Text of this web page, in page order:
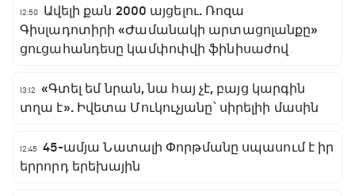
12:50
Ավելի քան 2000 այցելու. Ռոզա
Գիսլադոտիրի «Ժամանակի արտացոլանքը»
ցուցահանդեսը կամփոփվի ֆինիսաժով
13:12
«Գտել եմ նրան, նա հայ չէ, բայց կարգին
տղա է». Իվետա Մուկուչյանը՝ սիրելիի մասին
12:45 45-ամյա Նատալի Փորթմանը սպասում է իր
երրորդ երեխային